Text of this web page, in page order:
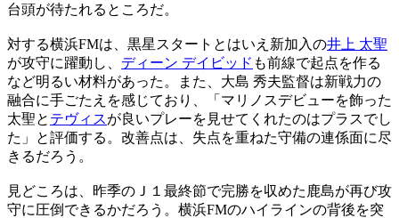
台頭が待たれるところだ。
対する横浜FMは、黒星スタートとはいえ新加入の井上 太聖
が攻守に躍動し、 ディーン デイビッド も前線で起点を作る
など明るい材料があった。また、大島 秀夫監督は新戦力の
融合に手ごたえを感じており、「マリノスデビューを飾った
太聖と テヴィスが良いプレーを見せてくれたのはプラスでし
た」と評価する。改善点は、失点を重ねた守備の連係面に尽
きるだろう。
見どころは、昨季のＪ１最終節で完勝を収めた鹿島が再び攻
守に圧倒できるかだろう。横浜FMのハイラインの背後を突